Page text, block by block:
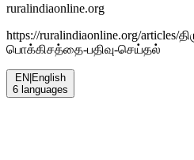
ruralindiaonline.org
https://ruralindiaonline.org/articles/
பொக்கிசத்தை-பதிவு-செய்தல்
EN|English
6 languages